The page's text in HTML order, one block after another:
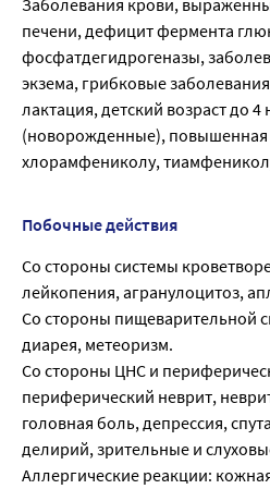
Заболевания крови,
печени, дефицит фермента
фосфатдегидрогеназы,
экзема, грибковые
лактация, детский возраст до 4
(новорожденные), повышенная
хлорамфениколу,
Побочные действия
Cо стороны системы
лейкопения, агранулоцитоз,
Со стороны пищеварительной
диарея, метеоризм.
Со стороны ЦНС и
периферический неврит,
головная боль, депрессия,
делирий, зрительные и
Аллергические реакции: